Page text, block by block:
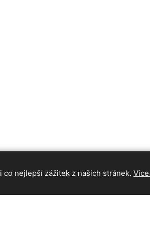
co nejlepší zážitek z našich stránek.